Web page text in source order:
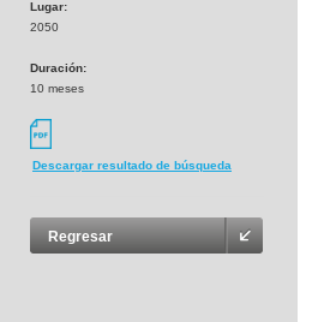
Lugar:
2050
Duración:
10 meses
Descargar resultado de búsqueda
Regresar